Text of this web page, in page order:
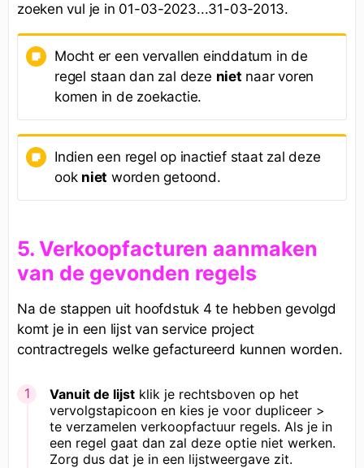
zoeken vul je in 01-03-2023...31-03-2013.
Mocht er een vervallen einddatum in de
regel staan dan zal deze niet naar voren
komen in de zoekactie.
Indien een regel op inactief staat zal deze
ook niet worden getoond.
5. Verkoopfacturen aanmaken
van de gevonden regels
Na de stappen uit hoofdstuk 4 te hebben gevolgd
komt je in een lijst van service project
contractregels welke gefactureerd kunnen worden.
Vanuit de lijst klik je rechtsboven op het
vervolgstapicoon en kies je voor dupliceer >
te verzamelen verkoopfactuur regels. Als je in
een regel gaat dan zal deze optie niet werken.
Zorg dus dat je in een lijstweergave zit.